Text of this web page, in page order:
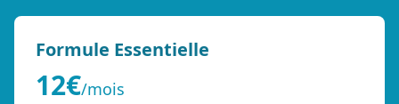
Formule Essentielle
12€/mois